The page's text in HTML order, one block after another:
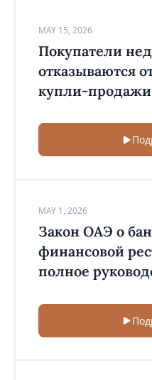
MAY 15, 2026
Покупатели
отказываются
купли-
MAY 1, 2026
Закон ОАЭ о
финансовой
полное